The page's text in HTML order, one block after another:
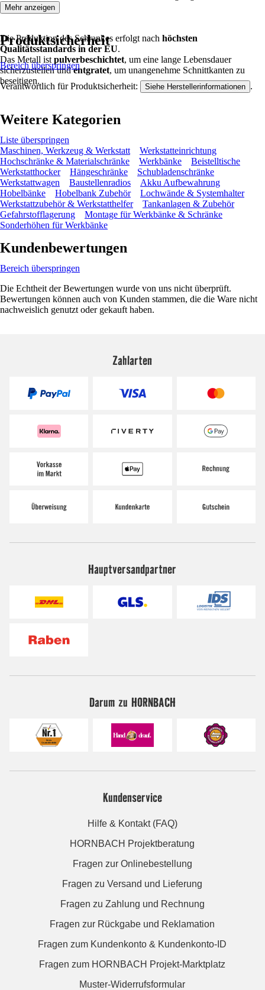
Die Produktion des Schrankes erfolgt nach höchsten
Qualitätsstandards in der EU.
Das Metall ist pulverbeschichtet, um eine lange Lebensdauer
sicherzustellen undentgratet, um unangenehme Schnittkanten zu
beseitigen.
Mehr anzeigen
Produktsicherheit
Bereich überspringen
Verantwortlich für Produktsicherheit: Siehe Herstellerinformationen .
Weitere Kategorien
Liste überspringen
Maschinen, Werkzeug & Werkstatt
Werkstatteinrichtung
Hochschränke & Materialschränke
Werkbänke
Beistelltische
Werkstatthocker
Hängeschränke
Schubladenschränke
Werkstattwagen
Baustellenradios
Akku Aufbewahrung
Hobelbänke
Hobelbank Zubehör
Lochwände & Systemhalter
Werkstattzubehör & Werkstatthelfer
Tankanlagen & Zubehör
Gefahrstofflagerung
Montage für Werkbänke & Schränke
Sonderhöhen für Werkbänke
Kundenbewertungen
Bereich überspringen
Die Echtheit der Bewertungen wurde von uns nicht überprüft.
Bewertungen können auch von Kunden stammen, die die Ware nicht
nachweislich genutzt oder gekauft haben.
Zahlarten
Hauptversandpartner
Darum zu HORNBACH
Kundenservice
Hilfe & Kontakt (FAQ)
HORNBACH Projektberatung
Fragen zur Onlinebestellung
Fragen zu Versand und Lieferung
Fragen zu Zahlung und Rechnung
Fragen zur Rückgabe und Reklamation
Fragen zum Kundenkonto & Kundenkonto-ID
Fragen zum HORNBACH Projekt-Marktplatz
Muster-Widerrufsformular